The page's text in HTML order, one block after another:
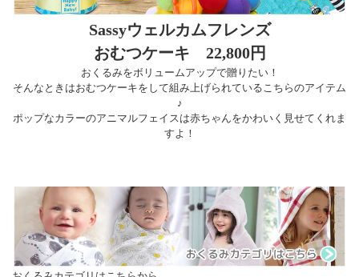
Sassyウェルカムフレンズ
おむつケーキ 22,800円
おくるみをボリュームアップで贈りたい！
そんなときはおむつケーキをして組み上げられているこちらのアイテム
♪
ポップなカラーのアニマルフェイスは赤ちゃんをかわいく見せてくれま
すよ！